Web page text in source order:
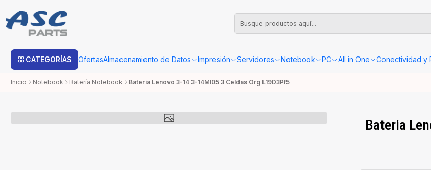
CATEGORÍAS OfertasAlmacenamiento de Datos Impresión Servidores Notebook PC All in One Conectividad y
Estimado cliente: Una vez su compra sea procesada con Boleta o Factura, la confirmación de retiro o envío se gestionará
Inicio Notebook Batería Notebook Bateria Lenovo 3-14 3-14Ml05 3 Celdas Org L19D3Pf5
Bateria